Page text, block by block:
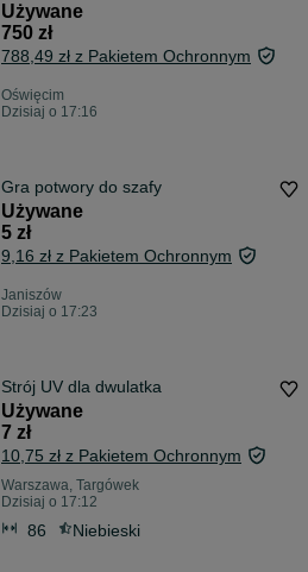
Używane
750 zł
788,49 zł z Pakietem Ochronnym
Oświęcim
Dzisiaj o 17:16
Gra potwory do szafy
Używane
5 zł
9,16 zł z Pakietem Ochronnym
Janiszów
Dzisiaj o 17:23
Strój UV dla dwulatka
Używane
7 zł
10,75 zł z Pakietem Ochronnym
Warszawa, Targówek
Dzisiaj o 17:12
86 Niebieski